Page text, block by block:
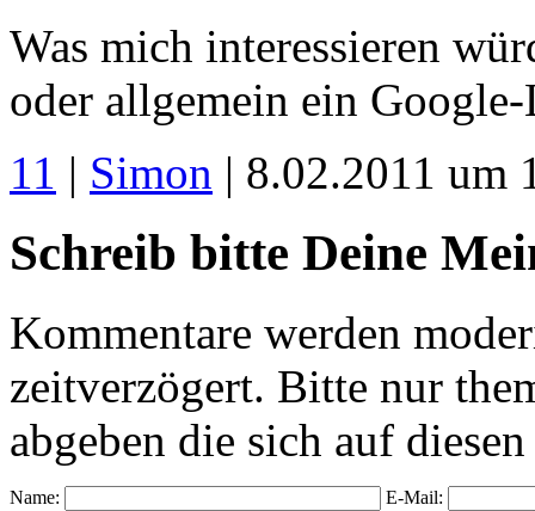
Was mich interessieren
oder allgemein ein
11 | Simon | 8.02.2011 um
Schreib bitte Deine
Kommentare werden
zeitverzögert. Bitte nur
abgeben die sich auf
Name: E-Mail: